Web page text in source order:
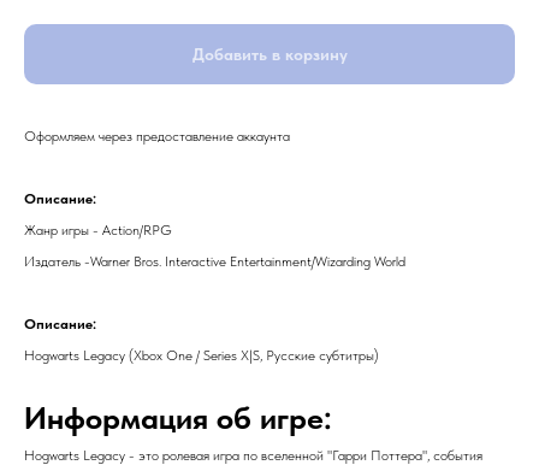
Добавить в корзину
Оформляем через предоставление аккаунта
Описание:
Жанр игры - Action/RPG
Издатель -Warner Bros. Interactive Entertainment/Wizarding World
Описание:
Hogwarts Legacy (Xbox One / Series X|S, Русские субтитры)
Информация об игре:
Hogwarts Legacy - это ролевая игра по вселенной "Гарри Поттера", события